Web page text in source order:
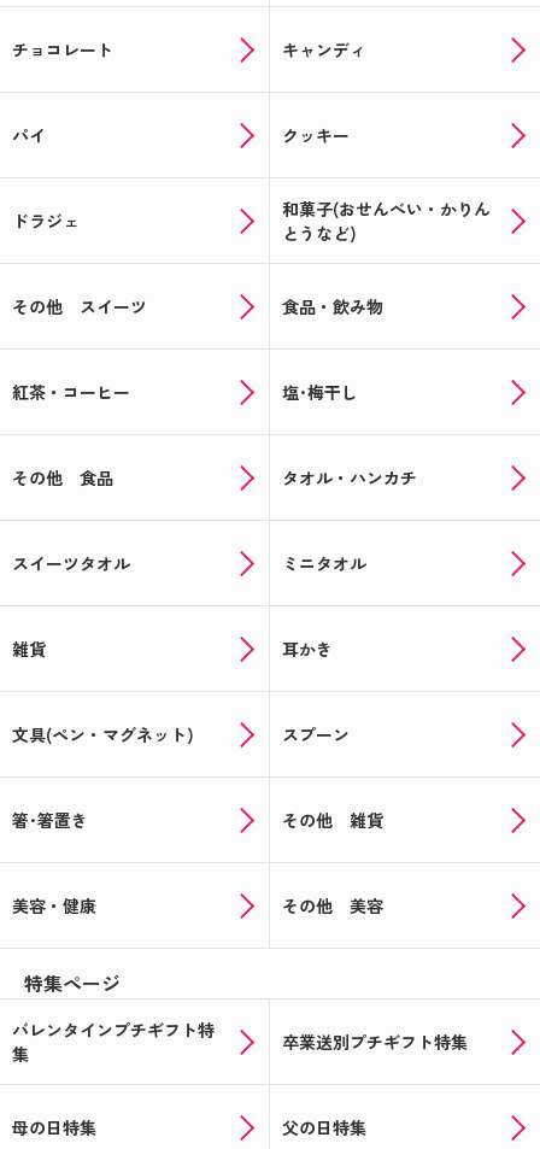
チョコレート キャンディ
パイ クッキー
ドラジェ
和菓子(おせんべい・かりん
とうなど)
その他 スイーツ 食品・飲み物
紅茶・コーヒー 塩･梅干し
その他 食品 タオル・ハンカチ
スイーツタオル ミニタオル
雑貨 耳かき
文具(ペン・マグネット) スプーン
箸･箸置き その他 雑貨
美容・健康 その他 美容
特集ページ
バレンタインプチギフト特
集
卒業送別プチギフト特集
母の日特集 父の日特集